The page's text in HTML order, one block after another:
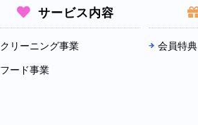
サービス内容
クリーニング事業
フード事業
会員特典